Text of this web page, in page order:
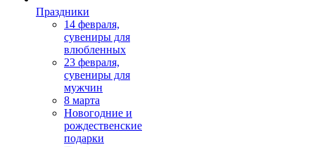
Праздники
14 февраля,
сувениры для
влюбленных
23 февраля,
сувениры для
мужчин
8 марта
Новогодние и
рождественские
подарки